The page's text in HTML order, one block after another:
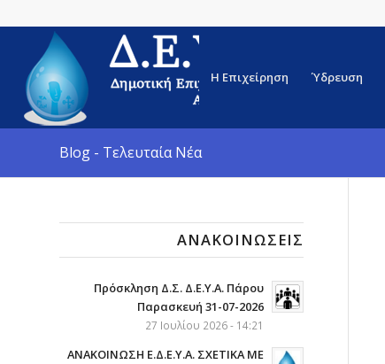
Η Επιχείρηση Ύδρευση
Blog - Τελευταία Νέα
ΑΝΑΚΟΙΝΏΣΕΙΣ
Πρόσκληση Δ.Σ. Δ.Ε.Υ.Α. Πάρου
Παρασκευή 31-07-2026
27 Ιουλίου 2026 - 14:21
ΑΝΑΚΟΙΝΩΣΗ Ε.Δ.Ε.Υ.Α. ΣΧΕΤΙΚΑ ΜΕ